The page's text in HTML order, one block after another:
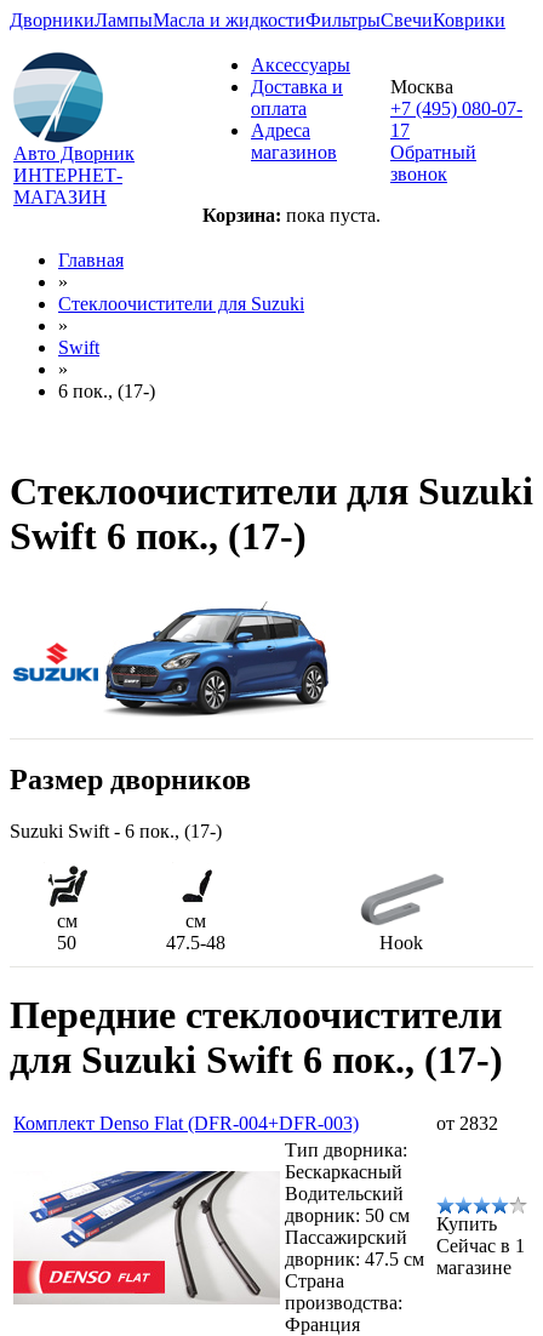
ДворникиЛампыМасла и жидкостиФильтрыСвечиКоврики
Авто Дворник
ИНТЕРНЕТ-
МАГАЗИН
Аксессуары
Доставка и
оплата
Адреса
магазинов
Корзина: пока пуста.
Москва
+7 (495) 080-07-
17
Обратный
звонок
Главная
»
Стеклоочистители для Suzuki
»
Swift
»
6 пок., (17-)
Стеклоочистители для Suzuki
Swift 6 пок., (17-)
Размер дворников
Suzuki Swift - 6 пок., (17-)
см
см
50
47.5-48 Hook
Передние стеклоочистители
для Suzuki Swift 6 пок., (17-)
Комплект Denso Flat (DFR-004+DFR-003)
от 2832
Тип дворника:
Бескаркасный
Водительский
дворник: 50 см
Пассажирский
дворник: 47.5 см
Страна
производства:
Франция
Купить
Сейчас в 1
магазине